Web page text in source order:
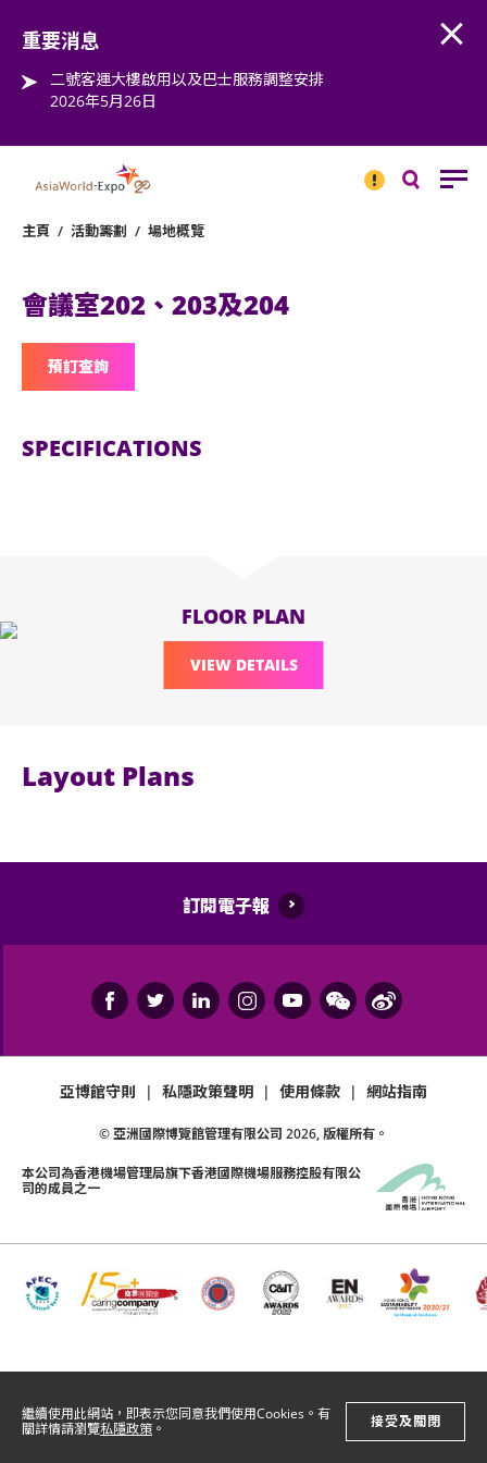
重要消息
二號客運大樓啟用以及巴士服務調整安排
2026年5月26日
消息
繼續使用此網站，即表示您同意我們使用Cookies。有
關詳情請瀏覽私隱政策 。 接受及關閉
主頁 / 活動籌劃 / 場地概覽
會議室202、203及204
預訂查詢
SPECIFICATIONS
FLOOR PLAN
VIEW DETAILS
Layout Plans
訂閱電子報
亞博館守則 | 私隱政策聲明 | 使用條款 | 網站指南
© 亞洲國際博覽館管理有限公司 2026, 版權所有。
本公司為香港機場管理局旗下香港國際機場服務控股有限公
司的成員之一